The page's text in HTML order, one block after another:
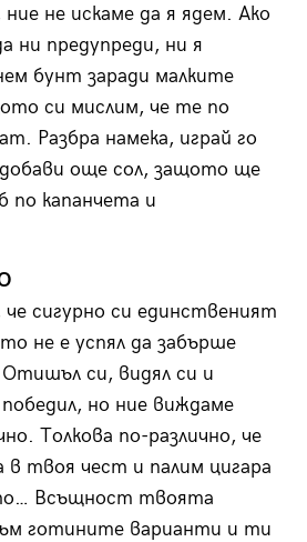
не искаме да я ядем. Ако
ни предупреди, ни я
бунт заради малките
си мислим, че те по
Разбра намека, играй го
още сол, защото ще
по капанчета и
сигурно си единственият
не е успял да забърше
си, видял си и
но ние виждаме
Толкова по-различно, че
в твоя чест и палим цигара
Всъщност твоята
готините варианти и ти